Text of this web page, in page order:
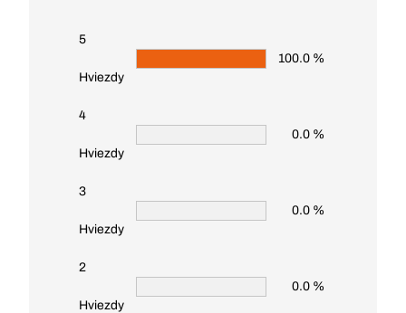
5
Hviezdy
100.0 %
4
Hviezdy
0.0 %
3
Hviezdy
0.0 %
2
Hviezdy
0.0 %